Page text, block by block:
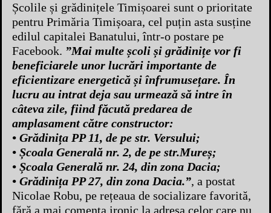
Școlile și grădinițele Timișoarei sunt o prioritate
pentru Primăria Timișoara, cel puțin asta susține
edilul capitalei Banatului, într-o postare pe
Facebook. ”Mai multe școli și grădinițe vor fi
beneficiarele unor lucrări importante de
eficientizare energetică și înfrumusețare. În
lucru au intrat deja sau urmează să intre în
câteva zile, fiind făcută predarea de
amplasament către constructor:
• Grădinița PP 11, de pe str. Versului;
• Școala Generală nr. 2, de pe str.Mureș;
• Școala Generală nr. 24, din zona Dacia;
• Grădinița PP 27, din zona Dacia.”, a postat
Nicolae Robu, pe rețeaua de socializare favorită,
fără a mai comenta ironic la adresa celor care nu